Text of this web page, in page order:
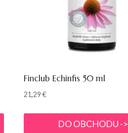
Finclub Echinfis 50 ml
21,29€
DO OBCHODU ->